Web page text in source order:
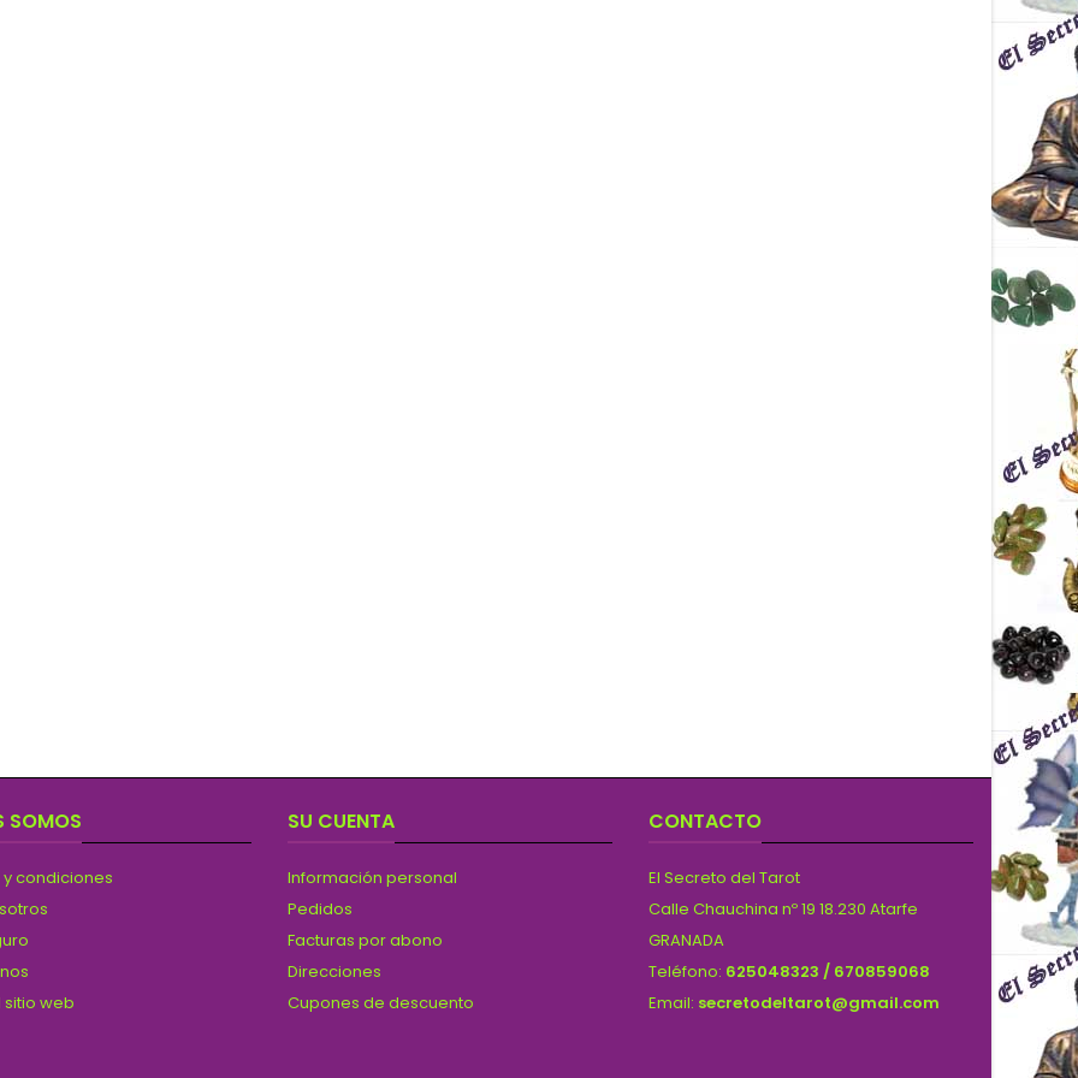
SOMOS
condiciones
web
SU CUENTA
Información personal
Pedidos
Facturas por abono
Direcciones
Cupones de descuento
CONTACTO
El Secreto del Tarot
Calle Chauchina nº 19 18.230 Atarfe
GRANADA
Teléfono: 625048323 / 670859068
Email: secretodeltarot@gmail.com